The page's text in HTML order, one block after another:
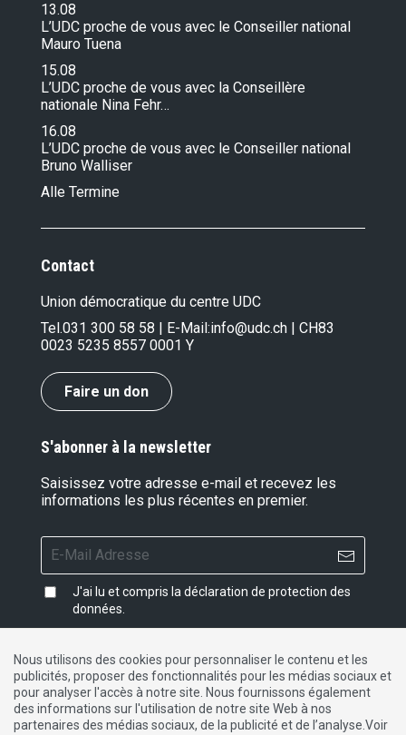
13.08
L’UDC proche de vous avec le Conseiller national
Mauro Tuena
15.08
L’UDC proche de vous avec la Conseillère
nationale Nina Fehr…
16.08
L’UDC proche de vous avec le Conseiller national
Bruno Walliser
Alle Termine
Contact
Union démocratique du centre UDC
Tel.031 300 58 58 | E-Mail:info@udc.ch | CH83
0023 5235 8557 0001 Y
Faire un don
S'abonner à la newsletter
Saisissez votre adresse e-mail et recevez les
informations les plus récentes en premier.
J'ai lu et compris la déclaration de protection des
données
Impressum| Protection des données|Contact
DE FR IT
Nous utilisons des cookies pour personnaliser le contenu et les
publicités, proposer des fonctionnalités pour les médias sociaux et
pour analyser l'accès à notre site. Nous fournissons également
des informations sur l'utilisation de notre site Web à nos
partenaires des médias sociaux, de la publicité et de l’analyse.Voir